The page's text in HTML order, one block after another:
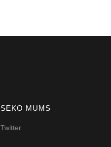
SEKO MUMS
Twitter